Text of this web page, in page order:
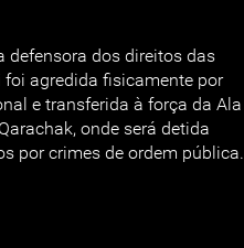
defensora dos direitos das
foi agredida fisicamente por
e transferida à força da Ala
onde será detida
por crimes de ordem pública.